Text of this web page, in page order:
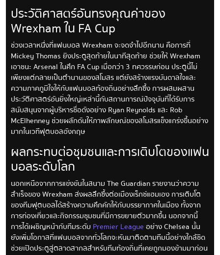
ประวัติศาสตร์อันทรงคุณค่าของ
Wrexham ใน FA Cup
ช่วงเวลาหนึ่งที่แฟนบอล Wrexham จะจดจำไปอีกนาน คือการที่
Mickey Thomas ยิงประตูสุดท้ายในนาทีสุดท้าย ช่วยให้ Wrexham
เอาชนะ Arsenal ในศึก FA Cup เมื่อกว่า 3 ทศวรรษก่อน ประตูนี้ไม่
เพียงแต่กลายเป็นตำนานของสโมสร แต่ยังสร้างแรงบันดาลใจและ
ความภาคภูมิใจให้กับแฟนบอลท้องถิ่นอย่างลึกซึ้ง การผสมผสาน
ประวัติศาสตร์อันยิ่งใหญ่เหล่านี้กับสถานการณ์ปัจจุบันที่ได้รับการ
สนับสนุนจากผู้บริหารชื่อดังอย่าง Ryan Reynolds และ Rob
McElhenney ช่วยผลักดันให้ภาพลักษณ์ของสโมสรแข็งแกร่งขึ้นอย่าง
มากในเวทีฟุตบอลอังกฤษ
ผลกระทบต่อชุมชนและการเติบโตของแฟน
บอลระดับโลก
นอกเหนือจากการแข่งขันในสนาม The Guardian รายงานว่าความ
สำเร็จของ Wrexham ส่งผลลึกซึ้งต่อเมืองเร็กซ์แฮมเอง การเติบโต
ของทีมฟุตบอลได้สร้างความคึกคักให้กับบรรยากาศในเมือง ทั้งจาก
การท่องเที่ยวและกิจกรรมชุมชนที่มีการขยายตัวมากขึ้น นอกจากนี้
การได้เผชิญหน้ากับทีมระดับ Premier League อย่าง Chelsea นั้น
ยังเพิ่มโอกาสที่แฟนบอลจากทั่วโลกจะหันมาติดตามทีมนี้อย่างใกล้ชิด
ช่วยเปิดประตูสู่ตลาดสากลสำหรับทีมท้องถิ่นที่เคยถูกมองข้ามมาก่อน